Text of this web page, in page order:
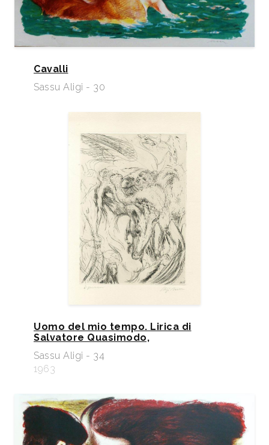
Cavalli
Sassu Aligi - 30
Uomo del mio tempo. Lirica di
Salvatore Quasimodo,
Sassu Aligi - 34
1963